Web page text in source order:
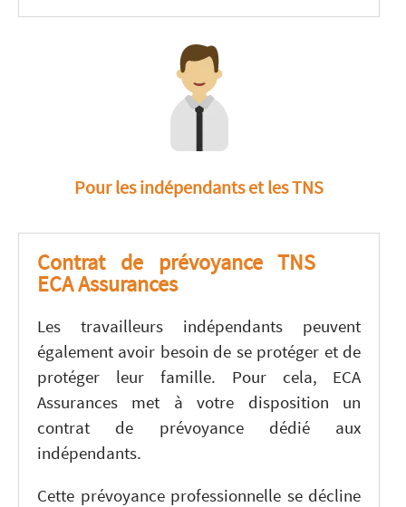
Pour les indépendants et les TNS
Contrat de prévoyance TNS
ECA Assurances
Les travailleurs indépendants peuvent
également avoir besoin de se protéger et de
protéger leur famille. Pour cela, ECA
Assurances met à votre disposition un
contrat de prévoyance dédié aux
indépendants.
Cette prévoyance professionnelle se décline